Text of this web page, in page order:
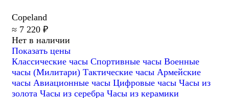
Copeland
≈ 7 220 ₽
Нет в наличии
Показать цены
Классические часы Спортивные часы Военные
часы (Милитари) Тактические часы Армейские
часы Авиационные часы Цифровые часы Часы из
золота Часы из серебра Часы из керамики